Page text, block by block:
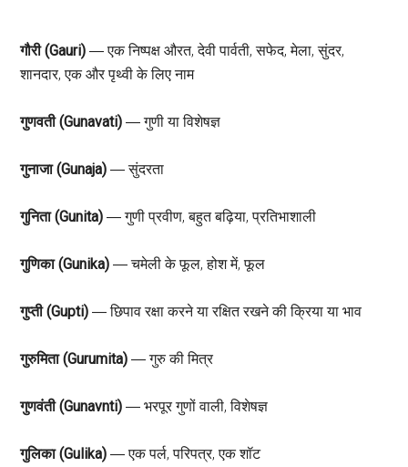
गौरी (Gauri) ― एक निष्पक्ष औरत, देवी पार्वती, सफेद, मेला, सुंदर,
शानदार, एक और पृथ्वी के लिए नाम
गुणवती (Gunavati) ― गुणी या विशेषज्ञ
गुनाजा (Gunaja) ― सुंदरता
गुनिता (Gunita) ― गुणी प्रवीण, बहुत बढ़िया, प्रतिभाशाली
गुणिका (Gunika) ― चमेली के फूल, होश में, फूल
गुप्ती (Gupti) ― छिपाव रक्षा करने या रक्षित रखने की क्रिया या भाव
गुरुमिता (Gurumita) ― गुरु की मित्र
गुणवंती (Gunavnti) ― भरपूर गुणों वाली, विशेषज्ञ
गुलिका (Gulika) ― एक पर्ल, परिपत्र, एक शॉट